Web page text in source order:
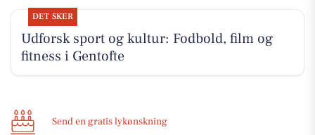
DET SKER
Udforsk sport og kultur: Fodbold, film og
fitness i Gentofte
Send en gratis lykønskning